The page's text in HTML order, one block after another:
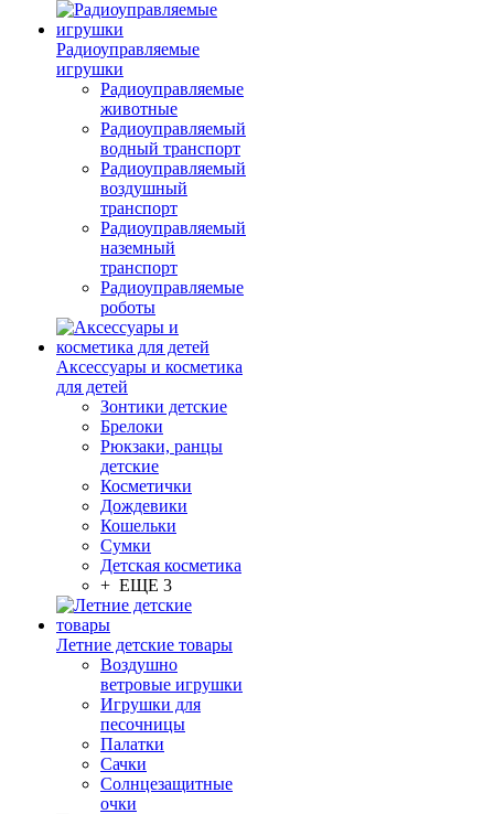
Радиоуправляемые
игрушки
Радиоуправляемые
животные
Радиоуправляемый
водный транспорт
Радиоуправляемый
воздушный
транспорт
Радиоуправляемый
наземный
транспорт
Радиоуправляемые
роботы
Аксессуары и косметика
для детей
Зонтики детские
Брелоки
Рюкзаки, ранцы
детские
Косметички
Дождевики
Кошельки
Сумки
Детская косметика
+ ЕЩЕ 3
Летние детские товары
Воздушно
ветровые игрушки
Игрушки для
песочницы
Палатки
Сачки
Солнцезащитные
очки